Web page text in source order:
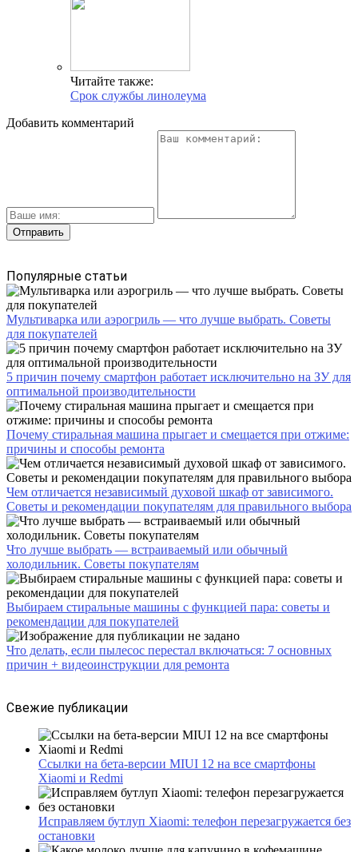
Читайте также:
Срок службы линолеума
Добавить комментарий
Популярные статьи
Мультиварка или аэрогриль — что лучше выбрать. Советы
для покупателей
5 причин почему смартфон работает исключительно на ЗУ для
оптимальной производительности
Почему стиральная машина прыгает и смещается при отжиме:
причины и способы ремонта
Чем отличается независимый духовой шкаф от зависимого.
Советы и рекомендации покупателям для правильного выбора
Что лучше выбрать — встраиваемый или обычный
холодильник. Советы покупателям
Выбираем стиральные машины с функцией пара: советы и
рекомендации для покупателей
Что делать, если пылесос перестал включаться: 7 основных
причин + видеоинструкции для ремонта
Свежие публикации
Ссылки на бета-версии MIUI 12 на все смартфоны
Xiaomi и Redmi
Исправляем бутлуп Xiaomi: телефон перезагружается без
остановки